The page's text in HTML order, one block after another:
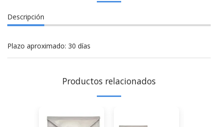
Descripción
Plazo aproximado: 30 días
Productos relacionados